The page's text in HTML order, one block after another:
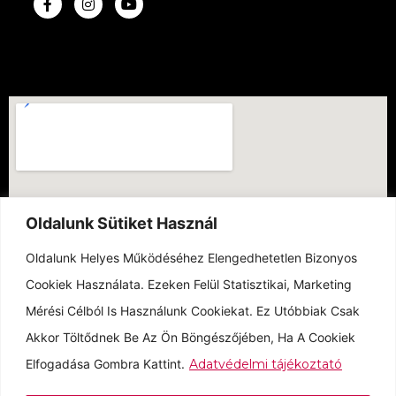
Oldalunk Sütiket Használ
Oldalunk Helyes Működéséhez Elengedhetetlen Bizonyos
Cookiek Használata. Ezeken Felül Statisztikai, Marketing
Mérési Célból Is Használunk Cookiekat. Ez Utóbbiak Csak
Akkor Töltődnek Be Az Ön Böngészőjében, Ha A Cookiek
Elfogadása Gombra Kattint. Adatvédelmi tájékoztató